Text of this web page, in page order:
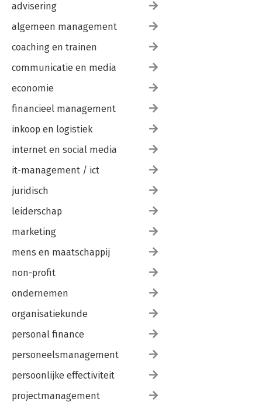
advisering
algemeen management
coaching en trainen
communicatie en media
economie
financieel management
inkoop en logistiek
internet en social media
it-management / ict
juridisch
leiderschap
marketing
mens en maatschappij
non-profit
ondernemen
organisatiekunde
personal finance
personeelsmanagement
persoonlijke effectiviteit
projectmanagement